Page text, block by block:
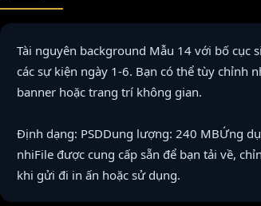
Tài nguyên background Mẫu 14 với bố cục
các sự kiện ngày 1-6. Bạn có thể tùy chỉnh
banner hoặc trang trí không gian.
Định dạng: PSDDung lượng: 240 MBỨng
nhiFile được cung cấp sẵn để bạn tải về,
khi gửi đi in ấn hoặc sử dụng.